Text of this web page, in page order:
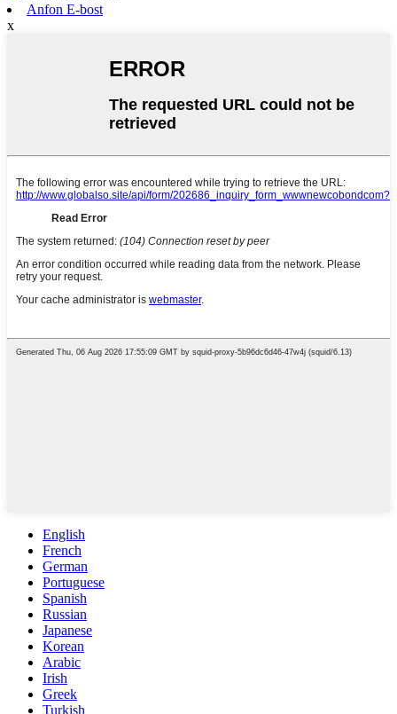
Anfon E-bost
x
English
French
German
Portuguese
Spanish
Russian
Japanese
Korean
Arabic
Irish
Greek
Turkish